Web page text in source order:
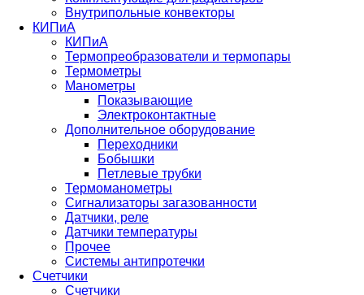
Внутрипольные конвекторы
КИПиА
КИПиА
Термопреобразователи и термопары
Термометры
Манометры
Показывающие
Электроконтактные
Дополнительное оборудование
Переходники
Бобышки
Петлевые трубки
Термоманометры
Сигнализаторы загазованности
Датчики, реле
Датчики температуры
Прочее
Системы антипротечки
Счетчики
Счетчики